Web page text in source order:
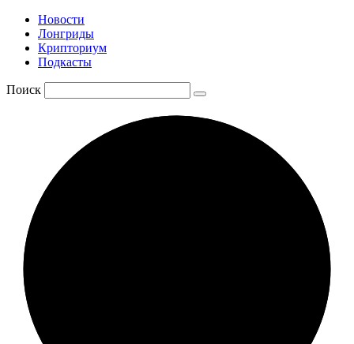
Новости
Лонгриды
Крипториум
Подкасты
Поиск